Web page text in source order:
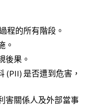
程的所有階段。
。
後果。
(PII) 是否遭到危害，
害關係人及外部當事